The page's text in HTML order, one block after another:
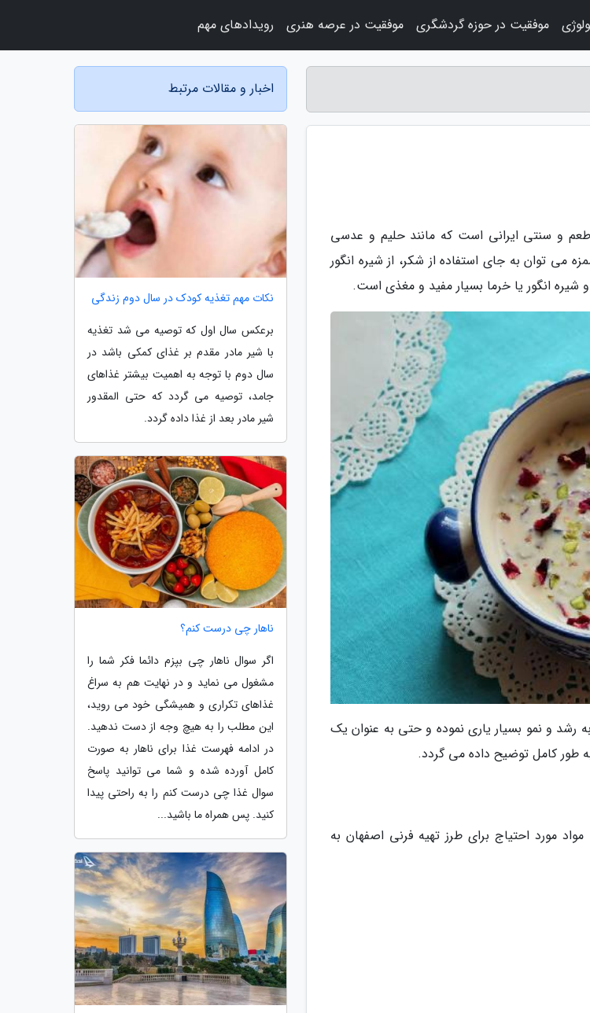
و سنتی ایرانی است که مانند حلیم و عدسی
می توان به جای استفاده از شکر، از شیره انگور
شیره انگور یا خرما بسیار مفید و مغذی است.
رشد و نمو بسیار یاری نموده و حتی به عنوان یک
طور کامل توضیح داده می گردد.
مورد احتیاج برای طرز تهیه فرنی اصفهان به
اخبار و مقالات مرتبط
نکات مهم تغذیه کودک در سال دوم زندگی
برعکس سال اول که توصیه می شد تغذیه
با شیر مادر مقدم بر غذای کمکی باشد در
سال دوم با توجه به اهمیت بیشتر غذاهای
جامد، توصیه می گردد که حتی المقدور
شیر مادر بعد از غذا داده گردد.
ناهار چی درست کنم؟
اگر سوال ناهار چی بپزم دائما فکر شما را
مشغول می نماید و در نهایت هم به سراغ
غذاهای تکراری و همیشگی خود می روید،
این مطلب را به هیچ وجه از دست ندهید.
در ادامه فهرست غذا برای ناهار به صورت
کامل آورده شده و شما می توانید پاسخ
سوال غذا چی درست کنم را به راحتی پیدا
کنید. پس همراه ما باشید...
موفقیت در حوزه گردشگری موفقیت در عرصه هنری رویدادهای مهم